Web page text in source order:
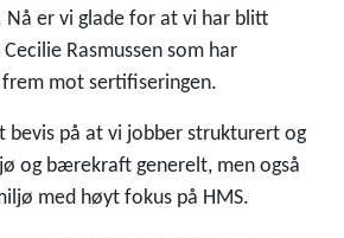
Nå er vi glade for at vi har blitt
Rasmussen som har
mot sertifiseringen.
bevis på at vi jobber strukturert og
og bærekraft generelt, men også
med høyt fokus på HMS.